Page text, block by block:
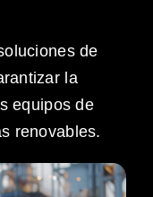
de
la
equipos de
renovables.